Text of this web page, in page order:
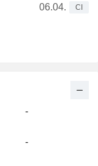
06.04.
CI
-
-